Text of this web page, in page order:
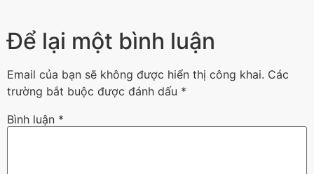
Để lại một bình luận
Email của bạn sẽ không được hiển thị công khai. Các
trường bắt buộc được đánh dấu *
Bình luận *